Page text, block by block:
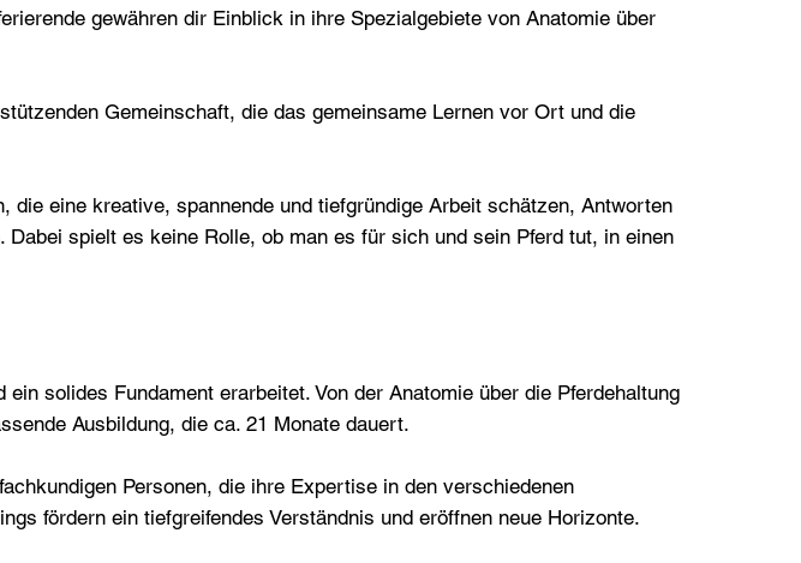
gewähren dir Einblick in ihre Spezialgebiete von Anatomie über
Gemeinschaft, die das gemeinsame Lernen vor Ort und die
die eine kreative, spannende und tiefgründige Arbeit schätzen, Antworten
spielt es keine Rolle, ob man es für sich und sein Pferd tut, in einen
solides Fundament erarbeitet. Von der Anatomie über die Pferdehaltung
Ausbildung, die ca. 21 Monate dauert.
Personen, die ihre Expertise in den verschiedenen
fördern ein tiefgreifendes Verständnis und eröffnen neue Horizonte.